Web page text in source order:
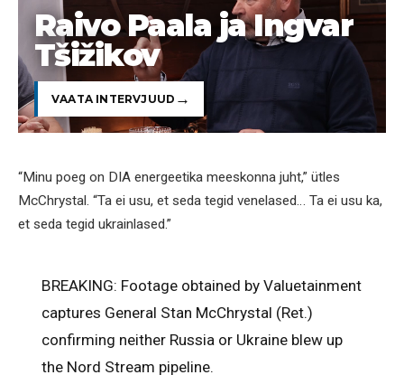
Raivo Paala ja Ingvar
Tšižikov
VAATA INTERVJUUD
“Minu poeg on DIA energeetika meeskonna juht,” ütles
McChrystal. “Ta ei usu, et seda tegid venelased… Ta ei usu ka,
et seda tegid ukrainlased.”
BREAKING: Footage obtained by Valuetainment
captures General Stan McChrystal (Ret.)
confirming neither Russia or Ukraine blew up
the Nord Stream pipeline.